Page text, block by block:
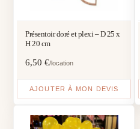
Présentoir doré et plexi – D 25 x
H 20 cm
6,50€/location
AJOUTER À MON DEVIS